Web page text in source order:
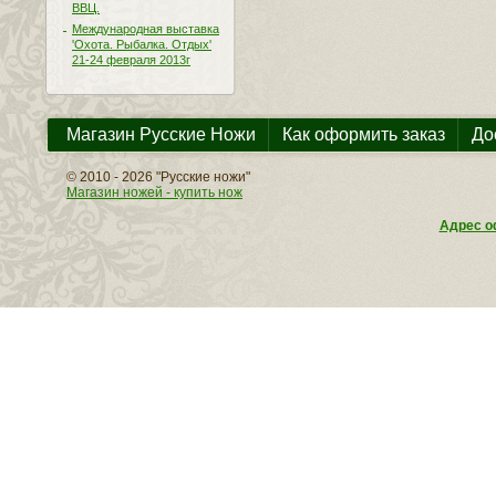
ВВЦ.
Международная выставка
'Охота. Рыбалка. Отдых'
21-24 февраля 2013г
Магазин Русские Ножи Как оформить заказ
© 2010 - 2026 "Русские ножи"
Магазин ножей - купить нож
Адрес